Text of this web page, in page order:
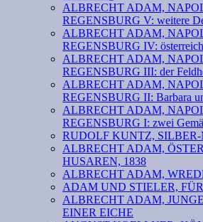
ALBRECHT ADAM,
REGENSBURG V: weitere
ALBRECHT ADAM,
REGENSBURG IV:
ALBRECHT ADAM,
REGENSBURG III: der
ALBRECHT ADAM,
REGENSBURG II: Barbara
ALBRECHT ADAM,
REGENSBURG I: zwei
RUDOLF KUNTZ, SILBER-
ALBRECHT ADAM,
HUSAREN, 1838
ALBRECHT ADAM,
ADAM UND STIELER,
ALBRECHT ADAM,
EINER EICHE